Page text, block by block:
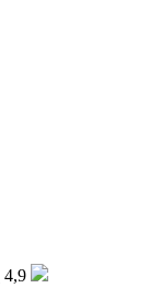
4,9